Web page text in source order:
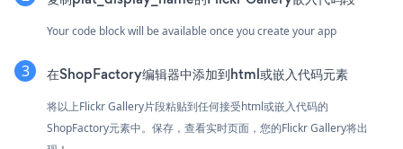
Your code block will be available once you create your app
在ShopFactory编辑器中添加到html或嵌入代码元素
将以上Flickr Gallery片段粘贴到任何接受html或嵌入代码的
ShopFactory元素中。保存，查看实时页面，您的Flickr Gallery将出